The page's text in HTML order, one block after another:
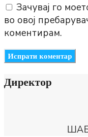
Зачувај го
во овој
коментирам.
Директор